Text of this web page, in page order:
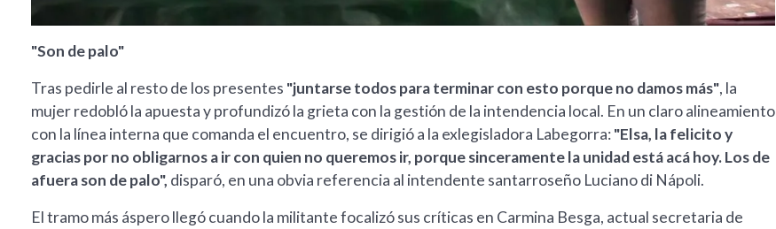
"Son de palo"
Tras pedirle al resto de los presentes "juntarse todos para terminar con esto porque no damos más", la
mujer redobló la apuesta y profundizó la grieta con la gestión de la intendencia local. En un claro alineamiento
con la línea interna que comanda el encuentro, se dirigió a la exlegisladora Labegorra:"Elsa, la felicito y
gracias por no obligarnos a ir con quien no queremos ir, porque sinceramente la unidad está acá hoy. Los de
afuera son de palo", disparó, en una obvia referencia al intendente santarroseño Luciano di Nápoli.
El tramo más áspero llegó cuando la militante focalizó sus críticas en Carmina Besga, actual secretaria de